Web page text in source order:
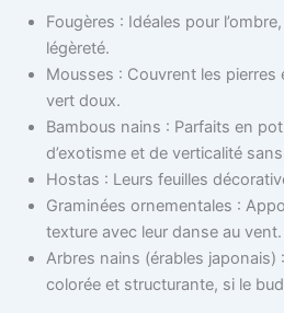
Fougères : Idéales pour
légèreté.
Mousses : Couvrent les pierres
vert doux.
Bambous nains : Parfaits en
d’exotisme et de verticalité
Hostas : Leurs feuilles
Graminées ornementales :
texture avec leur danse au vent.
Arbres nains (érables japonais)
colorée et structurante, si le